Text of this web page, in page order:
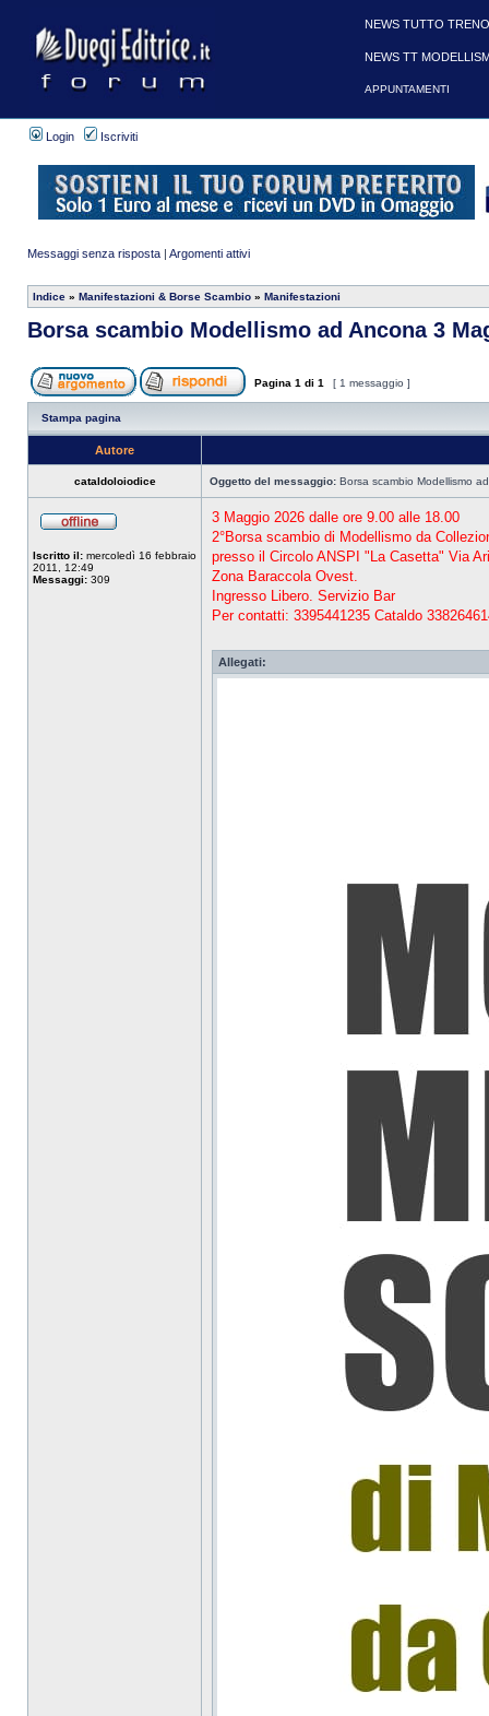
Login Iscriviti
Messaggi senza risposta | Argomenti attivi
Indice » Manifestazioni & Borse Scambio » Manifestazioni
Borsa scambio Modellismo ad Ancona 3
Pagina 1 di 1 [ 1 messaggio ]
Stampa pagina
Autore
cataldoloiodice Oggetto del messaggio: Borsa scambio Modellismo
Iscritto il: mercoledì 16 febbraio
2011, 12:49
Messaggi: 309
3 Maggio 2026 dalle ore 9.00 alle 18.00
2°Borsa scambio di Modellismo da
presso il Circolo ANSPI "La Casetta" Via
Zona Baraccola Ovest.
Ingresso Libero. Servizio Bar
Per contatti: 3395441235 Cataldo
Allegati:
NEWS TUTTO
NEWS TT
APPUNTAMENTI